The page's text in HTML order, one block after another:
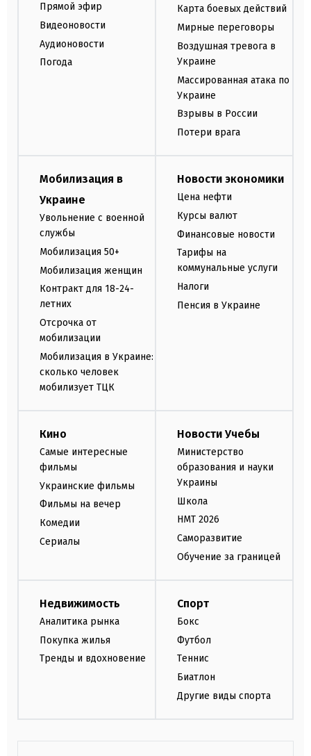
Прямой эфир
Видеоновости
Аудионовости
Погода
Карта боевых действий
Мирные переговоры
Воздушная тревога в
Украине
Массированная атака по
Украине
Взрывы в России
Потери врага
Мобилизация в
Украине
Увольнение с военной
службы
Мобилизация 50+
Мобилизация женщин
Контракт для 18-24-
летних
Отсрочка от
мобилизации
Мобилизация в Украине:
сколько человек
мобилизует ТЦК
Новости экономики
Цена нефти
Курсы валют
Финансовые новости
Тарифы на
коммунальные услуги
Налоги
Пенсия в Украине
Кино
Самые интересные
фильмы
Украинские фильмы
Фильмы на вечер
Комедии
Сериалы
Новости Учебы
Министерство
образования и науки
Украины
Школа
НМТ 2026
Саморазвитие
Обучение за границей
Недвижимость
Аналитика рынка
Покупка жилья
Тренды и вдохновение
Спорт
Бокс
Футбол
Теннис
Биатлон
Другие виды спорта